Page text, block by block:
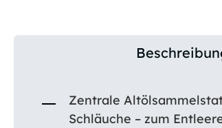
Zentrale
Schläuche – zum